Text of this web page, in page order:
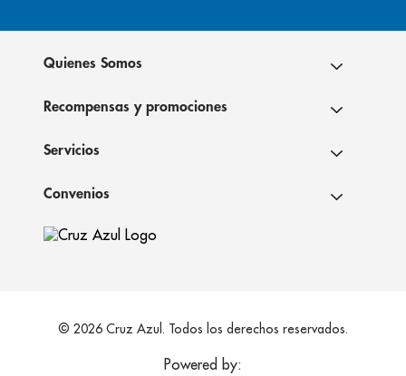
Quienes Somos
Recompensas y promociones
Servicios
Convenios
© 2026 Cruz Azul. Todos los derechos reservados.
Powered by: